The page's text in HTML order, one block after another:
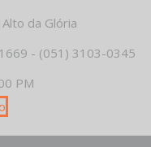
da Glória
- (051) 3103-0345
PM